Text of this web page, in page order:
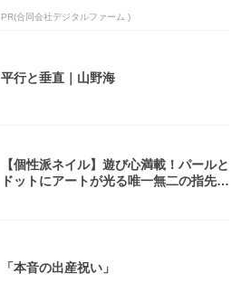
PR(合同会社デジタルファーム )
平行と垂直｜山野海
【個性派ネイル】遊び心満載！パールと
ドットにアートが光る唯一無二の指先が
「本音の出産祝い」